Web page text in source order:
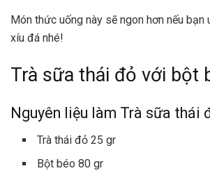
Món thức uống này sẽ ngon hơn nếu bạn
xíu đá nhé!
Trà sữa thái đỏ với bột
Nguyên liệu làm Trà sữa thái
Trà thái đỏ 25 gr
Bột béo 80 gr